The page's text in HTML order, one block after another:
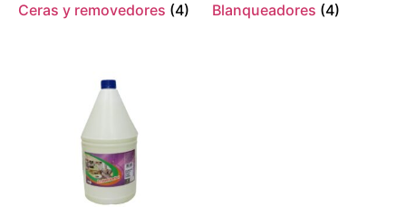
Ceras y removedores (4) Blanqueadores (4)